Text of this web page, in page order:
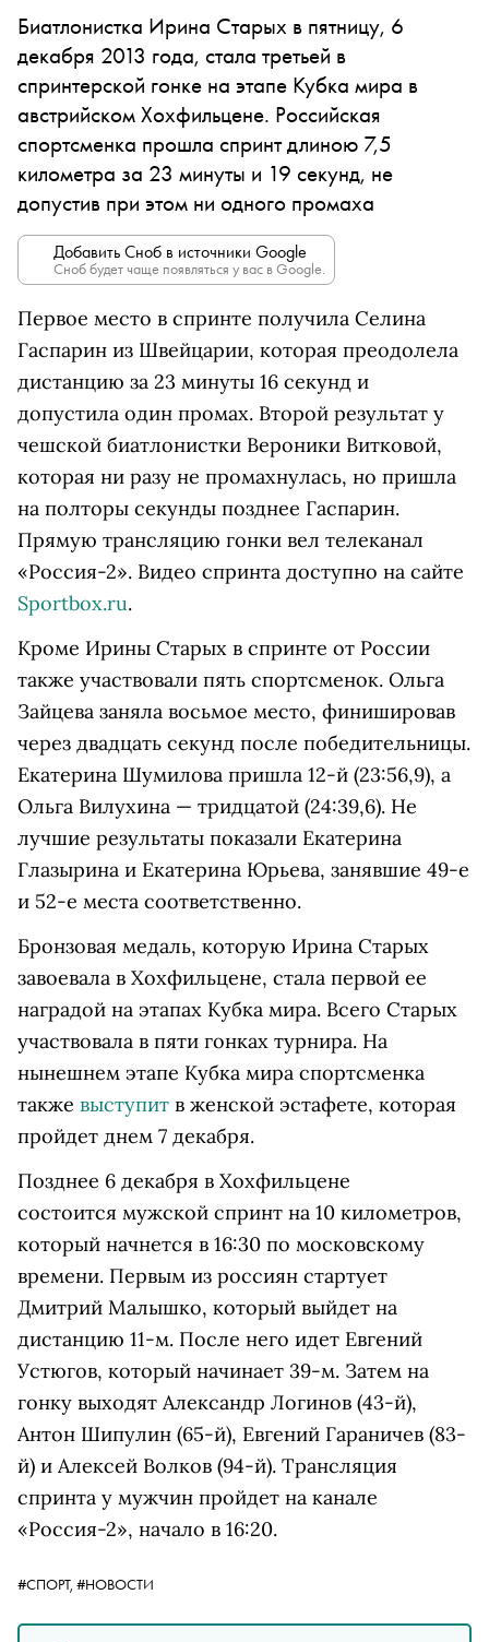
Биатлонистка Ирина Старых в пятницу, 6
декабря 2013 года, стала третьей в
спринтерской гонке на этапе Кубка мира в
австрийском Хохфильцене. Российская
спортсменка прошла спринт длиною 7,5
километра за 23 минуты и 19 секунд, не
допустив при этом ни одного промаха
Добавить Сноб в источники Google
Сноб будет чаще появляться у вас в Google.
Первое место в спринте получила Селина
Гаспарин из Швейцарии, которая преодолела
дистанцию за 23 минуты 16 секунд и
допустила один промах. Второй результат у
чешской биатлонистки Вероники Витковой,
которая ни разу не промахнулась, но пришла
на полторы секунды позднее Гаспарин.
Прямую трансляцию гонки вел телеканал
«Россия-2». Видео спринта доступно на сайте
Sportbox.ru.
Кроме Ирины Старых в спринте от России
также участвовали пять спортсменок. Ольга
Зайцева заняла восьмое место, финишировав
через двадцать секунд после победительницы.
Екатерина Шумилова пришла 12-й (23:56,9), а
Ольга Вилухина — тридцатой (24:39,6). Не
лучшие результаты показали Екатерина
Глазырина и Екатерина Юрьева, занявшие 49-е
и 52-е места соответственно.
Бронзовая медаль, которую Ирина Старых
завоевала в Хохфильцене, стала первой ее
наградой на этапах Кубка мира. Всего Старых
участвовала в пяти гонках турнира. На
нынешнем этапе Кубка мира спортсменка
также выступит в женской эстафете, которая
пройдет днем 7 декабря.
Позднее 6 декабря в Хохфильцене
состоится мужской спринт на 10 километров,
который начнется в 16:30 по московскому
времени. Первым из россиян стартует
Дмитрий Малышко, который выйдет на
дистанцию 11-м. После него идет Евгений
Устюгов, который начинает 39-м. Затем на
гонку выходят Александр Логинов (43-й),
Антон Шипулин (65-й), Евгений Гараничев (83-
й) и Алексей Волков (94-й). Трансляция
спринта у мужчин пройдет на канале
«Россия-2», начало в 16:20.
#СПОРТ, #НОВОСТИ